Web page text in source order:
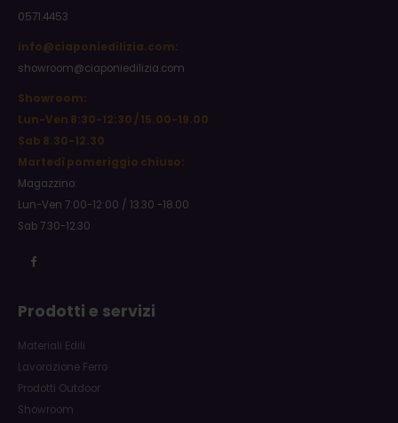
0571.4453
info@ciaponiedilizia.com:
showroom@ciaponiedilizia.com
Showroom:
Lun-Ven 8:30-12:30 / 15.00-19.00
Sab 8.30-12.30
Martedì pomeriggio chiuso:
Magazzino:
Lun-Ven 7:00-12:00 / 13.30 -18.00
Sab 7.30-12.30
Prodotti e servizi
Materiali Edili
Lavorazione Ferro
Prodotti Outdoor
Showroom